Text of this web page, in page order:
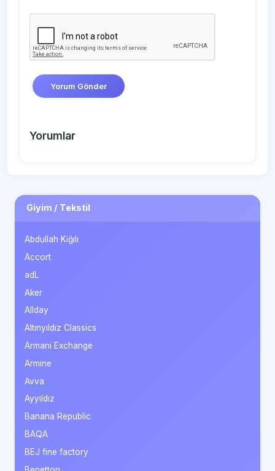
Yorum Gönder
Yorumlar
Giyim / Tekstil
Abdullah Kiğılı
Accort
adL
Aker
Allday
Altınyıldız Classics
Armani Exchange
Armine
Avva
Ayyıldız
Banana Republic
BAQA
BEJ fine factory